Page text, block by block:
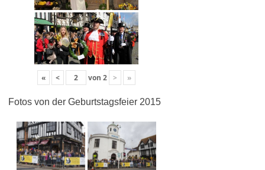
« < von 2 > »
Fotos von der Geburtstagsfeier 2015